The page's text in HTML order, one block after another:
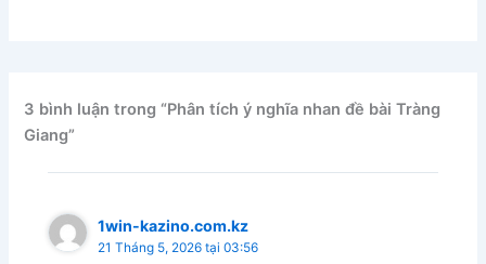
3 bình luận trong “Phân tích ý nghĩa nhan đề bài Tràng
Giang”
1win-kazino.com.kz
21 Tháng 5, 2026 tại 03:56